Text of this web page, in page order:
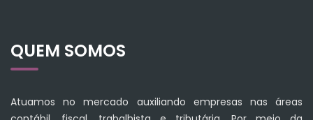
QUEM SOMOS
Atuamos no mercado auxiliando empresas nas áreas